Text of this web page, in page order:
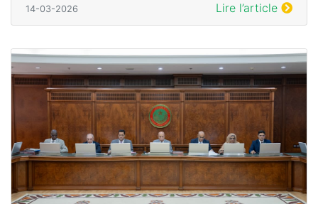
14-03-2026 Lire l’article